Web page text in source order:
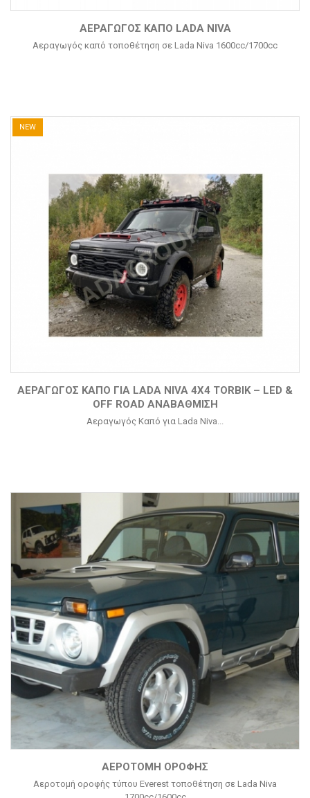
ΑΕΡΑΓΩΓΌΣ ΚΑΠΌ LADA NIVA
Αεραγωγός καπό τοποθέτηση σε Lada Niva 1600cc/1700cc
NEW
ΑΕΡΑΓΩΓΌΣ ΚΑΠΌ ΓΙΑ LADA NIVA 4X4 TORBIK – LED &
OFF ROAD ΑΝΑΒΆΘΜΙΣΗ
Αεραγωγός Καπό για Lada Niva...
ΑΕΡΟΤΟΜΉ ΟΡΟΦΉΣ
Αεροτομή οροφής τύπου Everest τοποθέτηση σε Lada Niva